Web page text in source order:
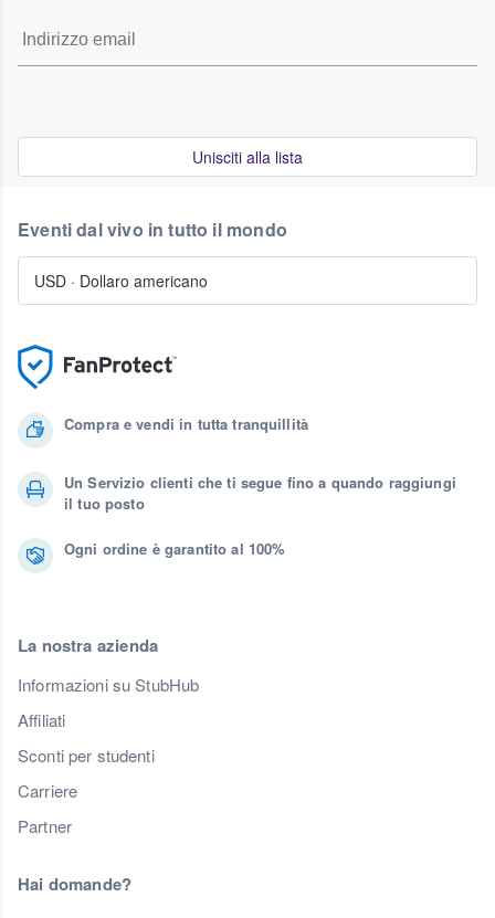
Unisciti alla lista
Compra e vendi in tutta tranquillità
Un Servizio clienti che ti segue fino a quando raggiungi
il tuo posto
Ogni ordine è garantito al 100%
La nostra azienda
Informazioni su StubHub
Affiliati
Sconti per studenti
Carriere
Partner
Hai domande?
Eventi dal vivo in tutto il mondo
USD · Dollaro americano